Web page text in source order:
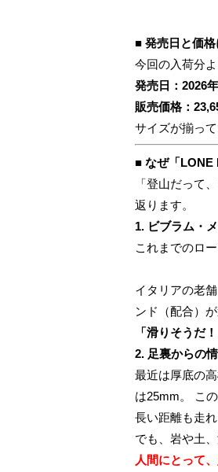
■ 発売日と価
今回の入荷分
発売日：2026
販売価格：
サイズが揃っ
■ なぜ「LONE
「登山だって
返ります。
1. ビブラム・
これまでのロ
イタリアの老
ンド（配合）
「滑りそうだ
2. 足裏からの
最近は厚底の
は25mm。 こ
長い距離も走
でも、岩や土
人間にとって